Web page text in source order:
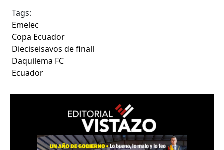
Tags:
Emelec
Copa Ecuador
Dieciseisavos de finall
Daquilema FC
Ecuador